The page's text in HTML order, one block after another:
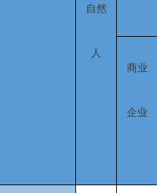
自然
人
商业
企业